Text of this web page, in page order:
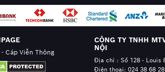
hãng lớn trên
- Cáp Viễn Thông
CÔNG TY TNHH
NỘI
Địa chỉ : Số 128 - Louis
Điện thoại: 024 38 68